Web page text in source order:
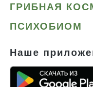
ГРИБНАЯ
ПСИХОБИОМ
Наше